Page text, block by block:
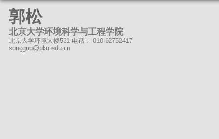
郭松
北京大学环境科学与工程学院
北京大学环境大楼531 电话： 010-62752417
songguo@pku.edu.cn